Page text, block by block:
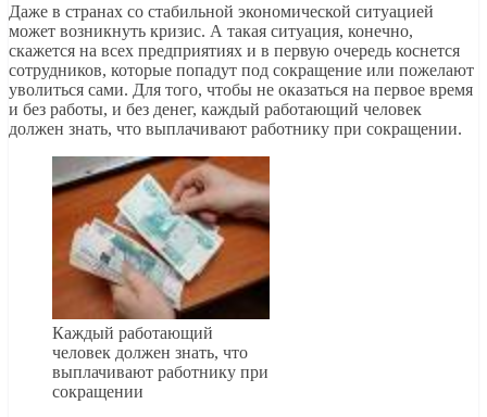
Даже в странах со стабильной экономической ситуацией
может возникнуть кризис. А такая ситуация, конечно,
скажется на всех предприятиях и в первую очередь коснется
сотрудников, которые попадут под сокращение или пожелают
уволиться сами. Для того, чтобы не оказаться на первое время
и без работы, и без денег, каждый работающий человек
должен знать, что выплачивают работнику при сокращении.
Каждый работающий
человек должен знать, что
выплачивают работнику при
сокращении